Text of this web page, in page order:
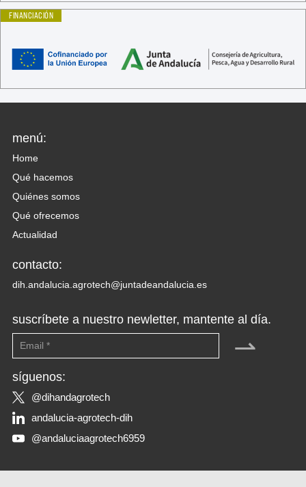
FINANCIACIÓN
menú:
Home
Qué hacemos
Quiénes somos
Qué ofrecemos
Actualidad
contacto:
dih.andalucia.agrotech@juntadeandalucia.es
suscríbete a nuestro newletter, mantente al día.
⇀
síguenos:
@dihandagrotech
andalucia-agrotech-dih
@andaluciaagrotech6959